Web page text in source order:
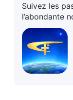
Suivez les
l’abondante